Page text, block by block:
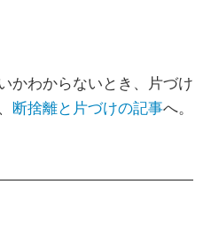
かわからないとき、片づけ
断捨離と片づけの記事へ。